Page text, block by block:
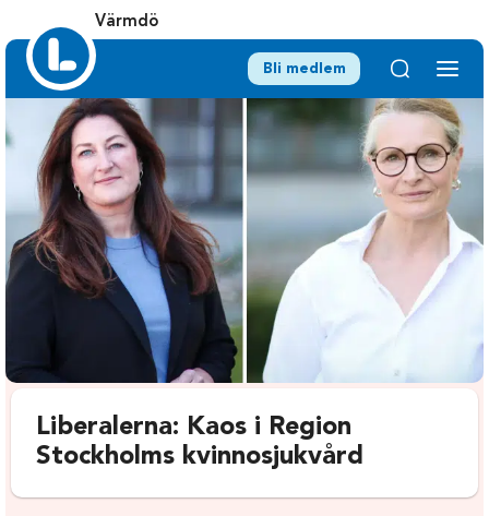
Värmdö
Bli medlem
Liberalerna: Kaos i Region
Stockholms kvinnosjukvård